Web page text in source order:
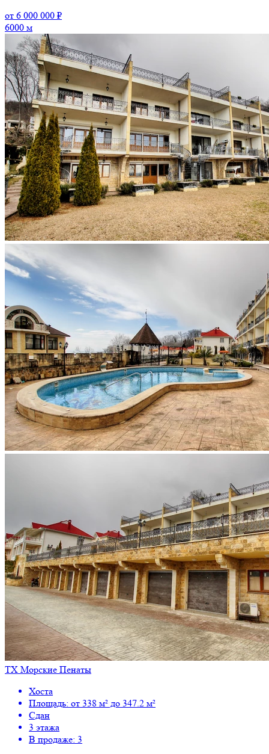
от 6 000 000 ₽
6000 м
ТХ Морские Пенаты
Хоста
Площадь: от 338 м² до 347.2 м²
Сдан
3 этажа
В продаже: 3